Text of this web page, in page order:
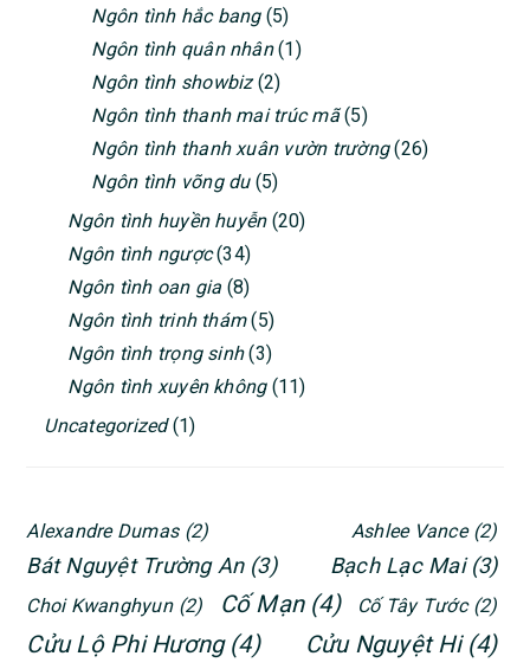
Ngôn tình hắc bang(5)
Ngôn tình quân nhân(1)
Ngôn tình showbiz(2)
Ngôn tình thanh mai trúc mã(5)
Ngôn tình thanh xuân vườn trường(26)
Ngôn tình võng du(5)
Ngôn tình huyền huyễn(20)
Ngôn tình ngược(34)
Ngôn tình oan gia (8)
Ngôn tình trinh thám(5)
Ngôn tình trọng sinh(3)
Ngôn tình xuyên không(11)
Uncategorized(1)
Alexandre Dumas (2) Ashlee Vance (2)
Bát Nguyệt Trường An (3) Bạch Lạc Mai (3)
Choi Kwanghyun (2) Cố Mạn (4) Cố Tây Tước (2)
Cửu Lộ Phi Hương (4) Cửu Nguyệt Hi (4)